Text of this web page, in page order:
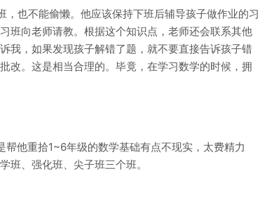
也不能偷懒。他应该保持下班后辅导孩子做作业的习
班向老师请教。根据这个知识点，老师还会联系其他
我，如果发现孩子解错了题，就不要直接告诉孩子错
改。这是相当合理的。毕竟，在学习数学的时候，拥
他重拾1~6年级的数学基础有点不现实，太费精力
班、强化班、尖子班三个班。